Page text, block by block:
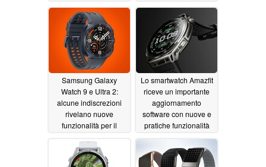
07/07/2026
Samsung Galaxy
Watch 9 e Ultra 2:
alcune indiscrezioni
rivelano nuove
funzionalità per il
salute e nuovi
quadranti07/06/2026
Lo smartwatch Amazfit
riceve un importante
aggiornamento
software con nuove e
pratiche funzionalità
07/04/2026